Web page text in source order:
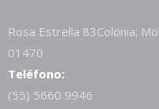
Rosa Estrella 83Colonia:
01470
Teléfono:
(55) 5660 9946